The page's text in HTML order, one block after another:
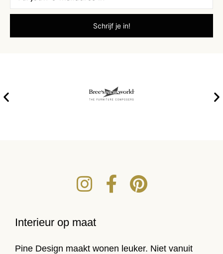
Interieur op maat
Pine Design maakt wonen leuker. Niet vanuit